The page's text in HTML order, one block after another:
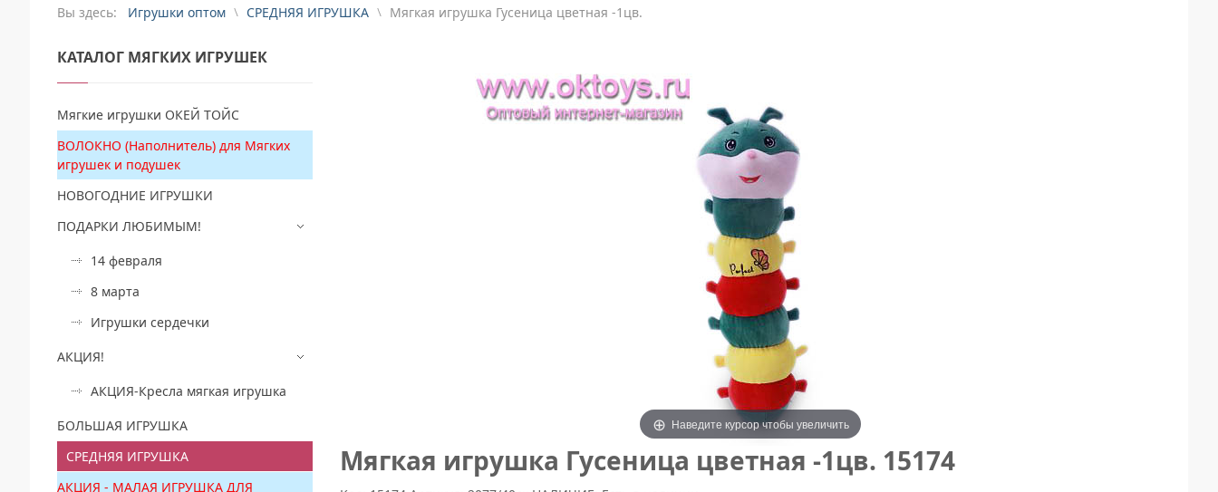
Вы здесь: Игрушки оптом СРЕДНЯЯ ИГРУШКА Mягкая игрушка Гусеница цветная -1цв.
Наведите курсор чтобы увеличить
Mягкая игрушка Гусеница цветная -1цв. 15174
КАТАЛОГ МЯГКИХ ИГРУШЕК
Мягкие игрушки ОКЕЙ ТОЙС
ВОЛОКНО (Наполнитель) для Мягких
игрушек и подушек
НОВОГОДНИЕ ИГРУШКИ
ПОДАРКИ ЛЮБИМЫМ!
14 февраля
8 марта
Игрушки сердечки
АКЦИЯ!
АКЦИЯ-Кресла мягкая игрушка
БОЛЬШАЯ ИГРУШКА
СРЕДНЯЯ ИГРУШКА
АКЦИЯ - МАЛАЯ ИГРУШКА ДЛЯ